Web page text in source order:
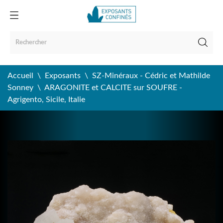
Accueil Exposants
SZ-Minéraux - Cédric et Mathilde
Sonney
ARAGONITE et CALCITE sur SOUFRE -
Agrigento, Sicile, Italie